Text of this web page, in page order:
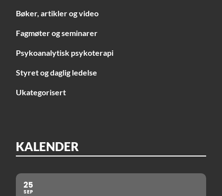
Bøker, artikler og video
Fagmøter og seminarer
Psykoanalytisk psykoterapi
Styret og daglig ledelse
Ukategorisert
KALENDER
25
SEP